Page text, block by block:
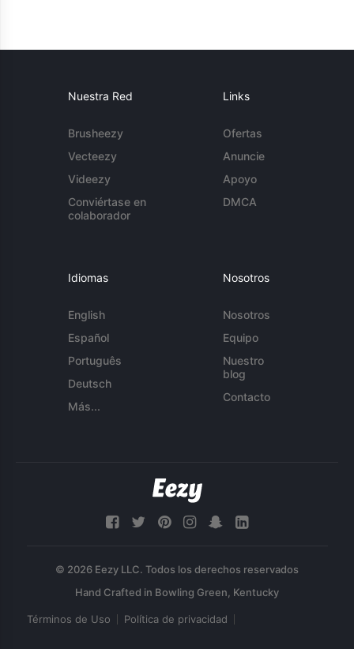
Nuestra Red
Brusheezy
Vecteezy
Videezy
Conviértase en
colaborador
Links
Ofertas
Anuncie
Apoyo
DMCA
Idiomas
English
Español
Português
Deutsch
Más...
Nosotros
Nosotros
Equipo
Nuestro
blog
Contacto
© 2026 Eezy LLC. Todos los derechos reservados
Términos de Uso Política de privacidad